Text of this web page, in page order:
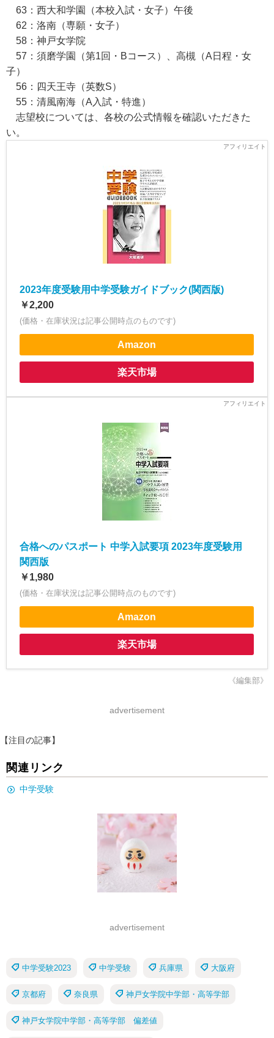
63：西大和学園（本校入試・女子）午後
62：洛南（専願・女子）
58：神戸女学院
57：須磨学園（第1回・Bコース）、高槻（A日程・女
子）
56：四天王寺（英数S）
55：清風南海（A入試・特進）
志望校については、各校の公式情報を確認いただきた
い。
2023年度受験用中学受験ガイドブック(関西版)
￥2,200
(価格・在庫状況は記事公開時点のものです)
Amazon
楽天市場
合格へのパスポート 中学入試要項 2023年度受験用
関西版
￥1,980
(価格・在庫状況は記事公開時点のものです)
Amazon
楽天市場
《編集部》
advertisement
【注目の記事】
関連リンク
中学受験
advertisement
中学受験2023 中学受験 兵庫県 大阪府
京都府 奈良県 神戸女学院中学部・高等学部
神戸女学院中学部・高等学部 偏差値